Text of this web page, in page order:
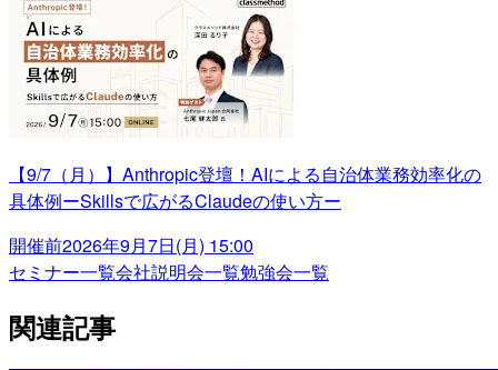
【9/7（月）】Anthropic登壇！AIによる自治体業務効率化の
具体例ーSkillsで広がるClaudeの使い方ー
開催前2026年9月7日(月) 15:00
セミナー一覧会社説明会一覧勉強会一覧
関連記事